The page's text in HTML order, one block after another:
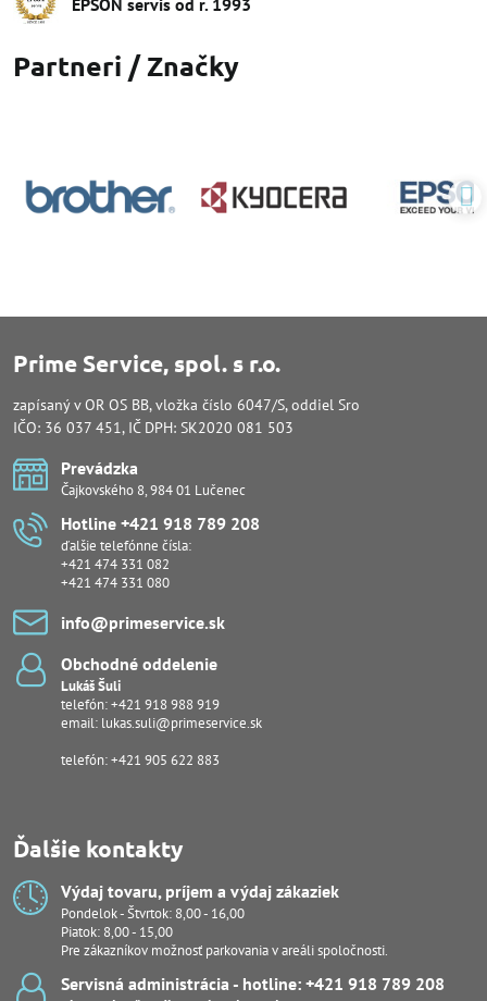
EPSON servis od r​. 1993
Partneri / Značky
Prime Service, spol. s r.o.
zapísaný v OR OS BB, vložka číslo 6047/S, oddiel Sro
IČO: 36 037 451, IČ DPH: SK2020 081 503
Prevádzka
Čajkovského 8, 984 01 Lučenec
Hotline +421 918 789 208
ďalšie telefónne čísla:
+421 474 331 082
+421 474 331 080
info​@primeservice​.sk
Obchodné oddelenie
Lukáš Šuli
telefón:+421 918 988 919
email: lukas.suli@primeservice.sk
telefón: +421 905 622 883
Ďalšie kontakty
Výdaj tovaru, príjem a výdaj zákaziek
Pondelok - Štvrtok: 8,00 - 16,00
Piatok: 8,00 - 15,00
Pre zákazníkov možnosť parkovania v areáli spoločnosti.
Servisná administrácia - hotline: +421 918 789 208